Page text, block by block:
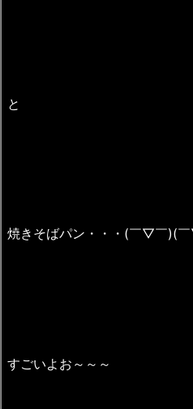
と
焼きそばパン・・・(￣▽￣)(
すごいよお～～～